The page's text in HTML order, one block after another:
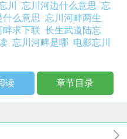
川忘川河边什么意思忘
什么意思忘川河畔两生
畔求下联长生武道陆忘
读忘川河畔是哪 电影忘川
读 章节目录